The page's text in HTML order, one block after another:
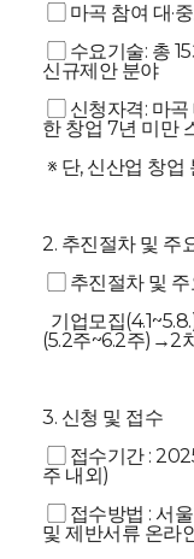
▢ 마곡 참여 대·
­▢ 수요기술: 총
신규제안 분야
▢ 신청자격: 마곡
한 창업 7년 미만
※ 단, 신산업 창업
2. 추진절차 및 주
▢ 추진절차 및 주
기업모집
(5.2주~6.2주)→2
3. 신청 및 접수
▢ 접수기간 :
주 내외)
▢ 접수방법 : 서
및 제반서류 온라